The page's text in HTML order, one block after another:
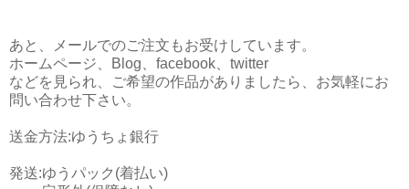
あと、メールでのご注文もお受けしています。
ホームページ、Blog、facebook、twitter
などを見られ、ご希望の作品がありましたら、お気軽にお
問い合わせ下さい。
送金方法:ゆうちょ銀行
発送:ゆうパック(着払い)